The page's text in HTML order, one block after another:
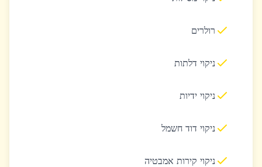
רולרים
ניקוי דלתות
ניקוי ידיות
ניקוי דוד חשמל
ניקוי קירות אמבטיה